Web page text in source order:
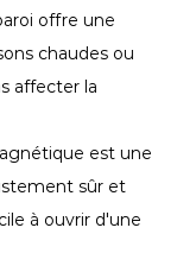
offre une
chaudes ou
affecter la
est une
sûr et
à ouvrir d'une